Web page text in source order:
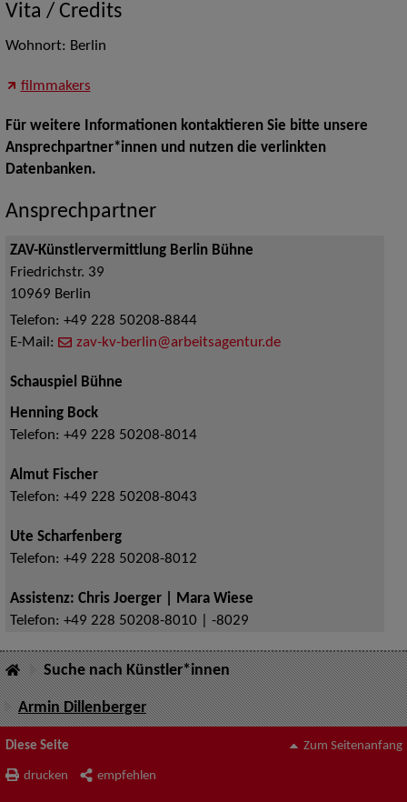
Vita / Credits
Wohnort: Berlin
filmmakers
Für weitere Informationen kontaktieren Sie bitte unsere
Ansprechpartner*innen und nutzen die verlinkten
Datenbanken.
Ansprechpartner
ZAV-Künstlervermittlung Berlin Bühne
Friedrichstr. 39
10969 Berlin
Telefon: +49 228 50208-8844
E-Mail:
zav-kv-berlin@arbeitsagentur.de
Schauspiel Bühne
Henning Bock
Telefon: +49 228 50208-8014
Almut Fischer
Telefon: +49 228 50208-8043
Ute Scharfenberg
Telefon: +49 228 50208-8012
Assistenz: Chris Joerger | Mara Wiese
Telefon: +49 228 50208-8010 | -8029
Suche nach Künstler*innen
Armin Dillenberger
Diese Seite
drucken empfehlen
Zum Seitenanfang